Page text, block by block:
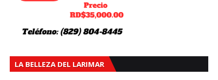
LA BELLEZA DEL LARIMAR